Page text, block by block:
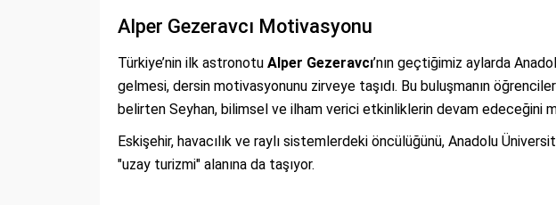
Alper Gezeravcı Motivasyonu
Türkiye’nin ilk astronotu Alper Gezeravcı’nın geçtiğimiz aylarda
gelmesi, dersin motivasyonunu zirveye taşıdı. Bu buluşmanın
belirten Seyhan, bilimsel ve ilham verici etkinliklerin devam edeceğini
Eskişehir, havacılık ve raylı sistemlerdeki öncülüğünü, Anadolu
"uzay turizmi" alanına da taşıyor.